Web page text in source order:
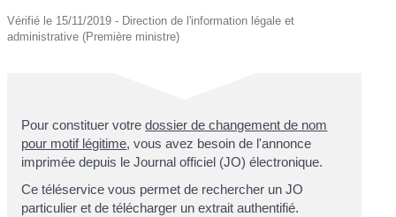
Vérifié le 15/11/2019 - Direction de l'information légale et
administrative (Première ministre)
Pour constituer votredossier de changement de nom
pour motif légitime, vous avez besoin de l'annonce
imprimée depuis le Journal officiel (JO) électronique.
Ce téléservice vous permet de rechercher un JO
particulier et de télécharger un extrait authentifié.